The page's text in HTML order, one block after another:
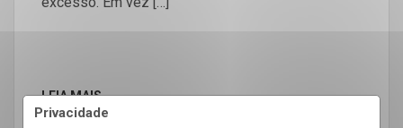
Privacidade
LEIA MAIS